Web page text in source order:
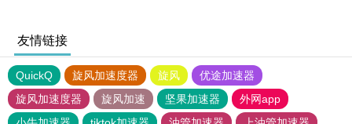
友情链接
QuickQ 旋风加速度器 旋风
优途加速器
旋风加速度器
旋风加速 坚果加速器
外网app